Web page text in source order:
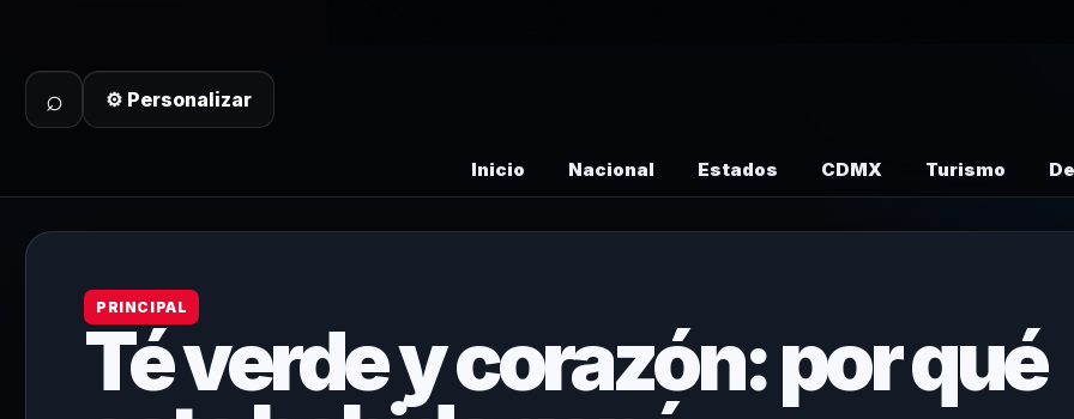
⌕ ⚙ Personalizar
Inicio Nacional Estados CDMX Turismo
PRINCIPAL
Té verde y corazón: por qué